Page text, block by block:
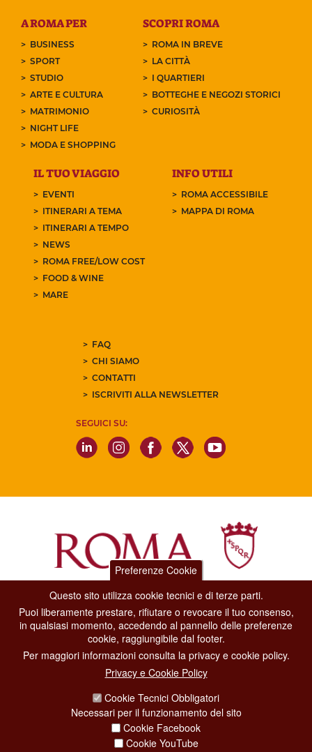
A ROMA PER
BUSINESS
SPORT
STUDIO
ARTE E CULTURA
MATRIMONIO
NIGHT LIFE
MODA E SHOPPING
SCOPRI ROMA
ROMA IN BREVE
LA CITTÀ
I QUARTIERI
BOTTEGHE E NEGOZI STORICI
CURIOSITÀ
IL TUO VIAGGIO
EVENTI
ITINERARI A TEMA
ITINERARI A TEMPO
NEWS
ROMA FREE/LOW COST
FOOD & WINE
MARE
INFO UTILI
ROMA ACCESSIBILE
MAPPA DI ROMA
FAQ
CHI SIAMO
CONTATTI
ISCRIVITI ALLA NEWSLETTER
SEGUICI SU:
Dipartimento Grandi Eventi, Sport, Turismo e Moda.
Via di San Basilio, 51
00187 Roma
CONTACT CENTER TEL. 06 06 08
CONTATTA LA REDAZIONE
Preferenze Cookie
Questo sito utilizza cookie tecnici e di terze parti.
Puoi liberamente prestare, rifiutare o revocare il tuo consenso,
in qualsiasi momento, accedendo al pannello delle preferenze
cookie, raggiungibile dal footer.
Per maggiori informazioni consulta la privacy e cookie policy.
Privacy e Cookie Policy
Cookie Tecnici Obbligatori
Necessari per il funzionamento del sito
Cookie Facebook
Cookie YouTube